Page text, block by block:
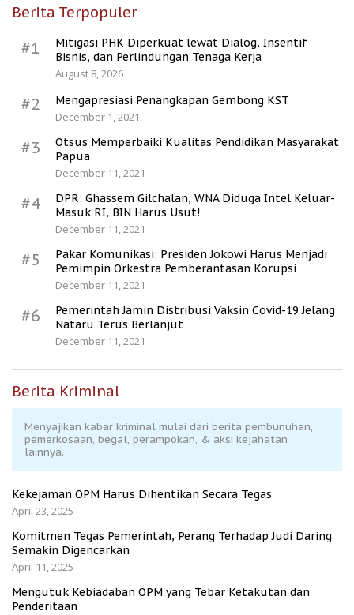
Berita Terpopuler
#1
Mitigasi PHK Diperkuat lewat Dialog, Insentif
Bisnis, dan Perlindungan Tenaga Kerja
August 8, 2026
#2
Mengapresiasi Penangkapan Gembong KST
December 1, 2021
#3
Otsus Memperbaiki Kualitas Pendidikan Masyarakat
Papua
December 11, 2021
#4
DPR: Ghassem Gilchalan, WNA Diduga Intel Keluar-
Masuk RI, BIN Harus Usut!
December 11, 2021
#5
Pakar Komunikasi: Presiden Jokowi Harus Menjadi
Pemimpin Orkestra Pemberantasan Korupsi
December 11, 2021
#6
Pemerintah Jamin Distribusi Vaksin Covid-19 Jelang
Nataru Terus Berlanjut
December 11, 2021
Berita Kriminal
Menyajikan kabar kriminal mulai dari berita pembunuhan,
pemerkosaan, begal, perampokan, & aksi kejahatan
lainnya.
Kekejaman OPM Harus Dihentikan Secara Tegas
April 23, 2025
Komitmen Tegas Pemerintah, Perang Terhadap Judi Daring
Semakin Digencarkan
April 11, 2025
Mengutuk Kebiadaban OPM yang Tebar Ketakutan dan
Penderitaan